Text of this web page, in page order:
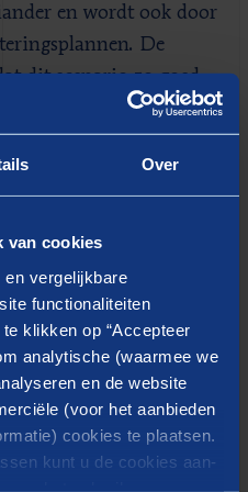
Over
van cookies
vergelijkbare
functionaliteiten
klikken op “Accepteer
analytische (waarmee we
en de website
(voor het aanbieden
cookies te plaatsen.
kunt u de cookies aan-
en wordt ook door
De
dit scenario zo goed
en
in
lossen, heeft twee
gemeente Leeuwarden
van verduurzaming dan
voorzien”, zegt Schure.
sneller dan voorzien
de druk op de